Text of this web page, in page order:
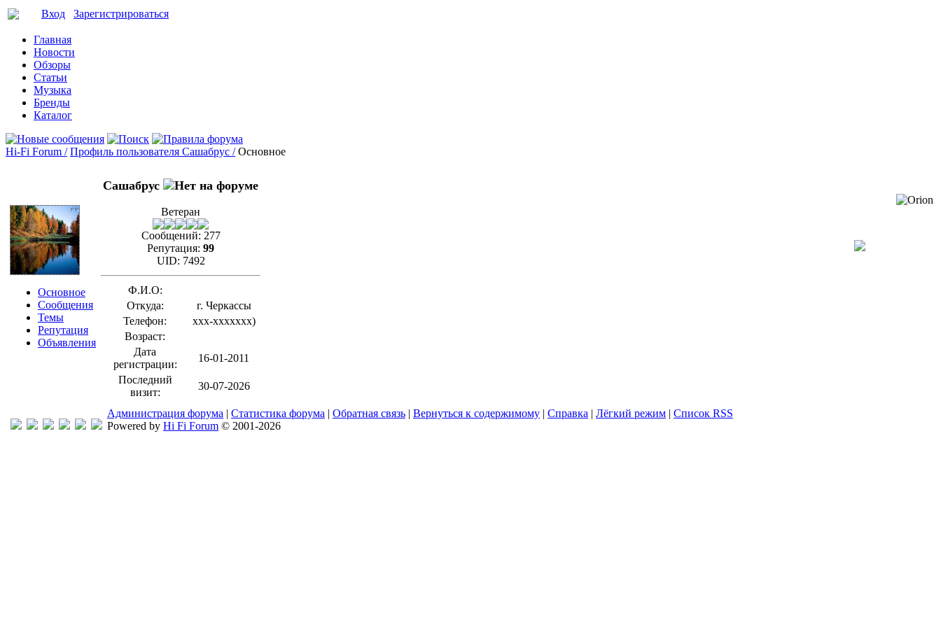
Вход Зарегистрироваться
Главная
Новости
Обзоры
Статьи
Музыка
Бренды
Каталог
Hi-Fi Forum / Профиль пользователя Сашабрус / Основное
Основное
Сообщения
Темы
Репутация
Объявления
Сашабрус
Ветеран
Сообщений: 277
Репутация: 99
UID: 7492
Ф.И.О:
Откуда:
г. Черкассы
Телефон:
xxx-xxxxxxx)
Возраст:
Дата
регистрации:
16-01-2011
Последний
визит:
30-07-2026
Администрация форума | Статистика форума | Обратная связь | Вернуться к содержимому | Справка | Лёгкий режим | Список RSS
Powered by Hi Fi Forum © 2001-2026